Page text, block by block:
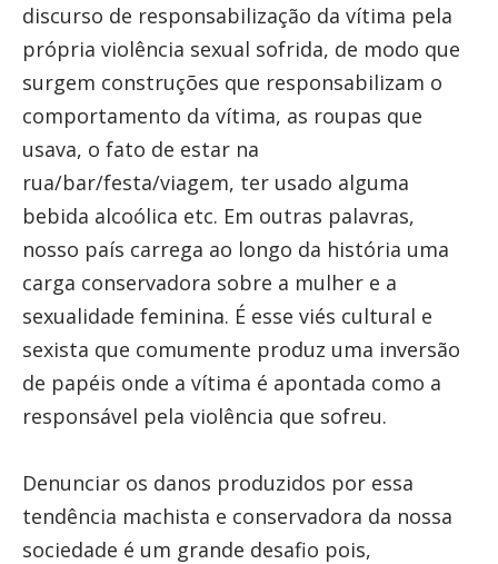
discurso de responsabilização da vítima pela
própria violência sexual sofrida, de modo que
surgem construções que responsabilizam o
comportamento da vítima, as roupas que
usava, o fato de estar na
rua/bar/festa/viagem, ter usado alguma
bebida alcoólica etc. Em outras palavras,
nosso país carrega ao longo da história uma
carga conservadora sobre a mulher e a
sexualidade feminina. É esse viés cultural e
sexista que comumente produz uma inversão
de papéis onde a vítima é apontada como a
responsável pela violência que sofreu.
Denunciar os danos produzidos por essa
tendência machista e conservadora da nossa
sociedade é um grande desafio pois,